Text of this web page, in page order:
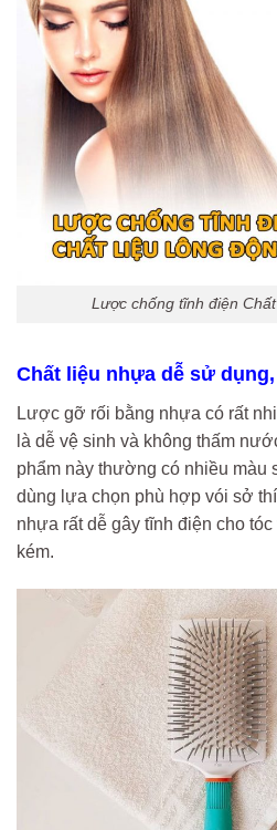
Lược chống tĩnh điện
Chất liệu nhựa dễ sử
Lược gỡ rối bằng nhựa có rất
là dễ vệ sinh và không thấm
phẩm này thường có nhiều màu
dùng lựa chọn phù hợp vói sở
nhựa rất dễ gây tĩnh điện cho
kém.